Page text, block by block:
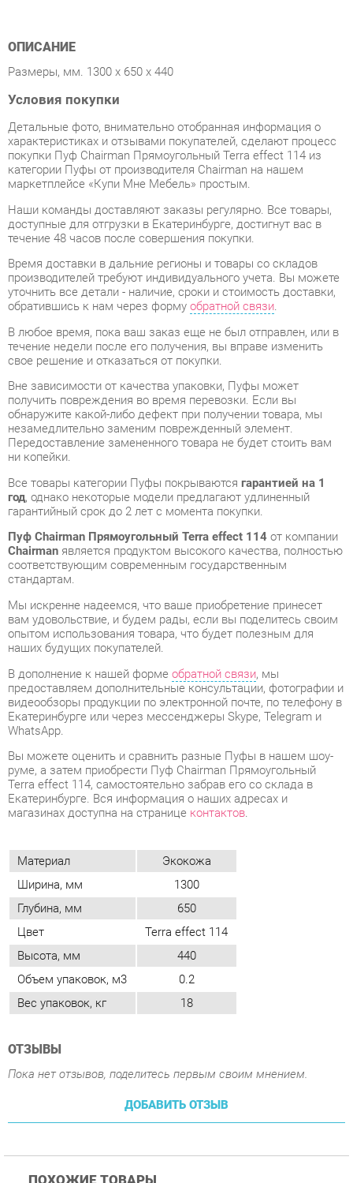
Условия покупки
Детальные фото, внимательно отобранная информация о
характеристиках и отзывами покупателей, сделают процесс
покупки Пуф Chairman Прямоугольный Terra effect 114 из
категории Пуфы от производителя Chairman на нашем
маркетплейсе «Купи Мне Мебель» простым.
Наши команды доставляют заказы регулярно. Все товары,
доступные для отгрузки в Екатеринбурге, достигнут вас в
течение 48 часов после совершения покупки.
производителей требуют индивидуального учета. Вы можете
уточнить все детали - наличие, сроки и стоимость доставки,
обратившись к нам через формуобратной связи
В любое время, пока ваш заказ еще не был отправлен, или в
течение недели после его получения, вы вправе изменить
свое решение и отказаться от покупки.
Вне зависимости от качества упаковки, Пуфы может
получить повреждения во время перевозки. Если вы
обнаружите какой-либо дефект при получении товара, мы
незамедлительно заменим поврежденный элемент.
Передоставление замененного товара не будет стоить вам
ни копейки.
Все товары категории Пуфы покрываютсягарантией на 1
год , однако некоторые модели предлагают удлиненный
гарантийный срок до 2 лет с момента покупки.
Пуф Chairman Прямоугольный Terra effect 114
соответствующим современным государственным
стандартам.
вам удовольствие, и будем рады, если вы поделитесь своим
опытом использования товара, что будет полезным для
наших будущих покупателей.
В дополнение к нашей форме
предоставляем дополнительные консультации, фотографии и
видеообзоры продукции по электронной почте, по телефону в
Екатеринбурге или через мессенджеры Skype, Telegram и
WhatsApp.
Вы можете оценить и сравнить разные Пуфы в нашем шоу-
руме, а затем приобрести Пуф Chairman Прямоугольный
Terra effect 114, самостоятельно забрав его со склада в
Екатеринбурге. Вся информация о наших адресах и
магазинах доступна на страницеконтактов.
Материал
Экокожа
Ширина, мм
1300
Глубина, мм
650
Высота, мм
440
Объем упаковок, м3
0.2
Вес упаковок, кг 18
ОТЗЫВЫ
Пока нет отзывов, поделитесь первым своим мнением.
ДОБАВИТЬ ОТЗЫВ
ПОХОЖИЕ ТОВАРЫ